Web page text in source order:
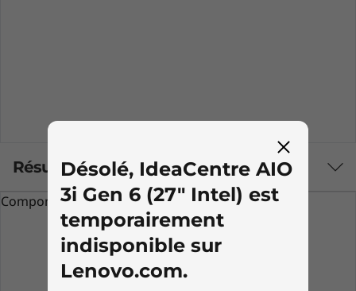
Résumé
Clavier et souris non fournis
Bête de course compacte
Component static resources failed to be loaded
Désolé, IdeaCentre AIO
3i Gen 6 (27" Intel) est
temporairement
indisponible sur
Lenovo.com.